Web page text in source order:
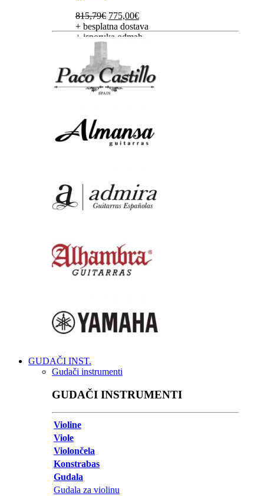
815,79€ Izvorna
cijena
bila
815,79€.
775,00€Trenutna
cijena
je:
+ besplatna dostava
+ isporuka odmah
GUDAČI INST.
Gudači instrumenti
GUDAČI INSTRUMENTI
Violine
Viole
Violončela
Konstrabas
Gudala
Gudala za violinu